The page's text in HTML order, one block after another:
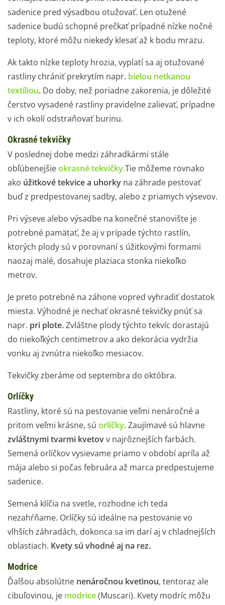
sadenice pred výsadbou otužovať. Len otužené
sadenice budú schopné prečkať prípadné nízke nočné
teploty, ktoré môžu niekedy klesať až k bodu mrazu.
Ak takto nízke teploty hrozia, vyplatí sa aj otužované
rastliny chrániť prekrytím napr. bielou netkanou
textíliou. Do doby, než poriadne zakorenia, je dôležité
čerstvo vysadené rastliny pravidelne zalievať, prípadne
v ich okolí odstraňovať burinu.
Okrasné tekvičky
V poslednej dobe medzi záhradkármi stále
obľúbenejšieokrasné tekvičky.Tie môžeme rovnako
ako úžitkové tekvice a uhorky na záhrade pestovať
buď z predpestovanej sadby, alebo z priamych výsevov.
Pri výseve alebo výsadbe na konečné stanovište je
potrebné pamätať, že aj v prípade týchto rastlín,
ktorých plody sú v porovnaní s úžitkovými formami
naozaj malé, dosahuje plaziaca stonka niekoľko
metrov.
Je preto potrebné na záhone vopred vyhradiť dostatok
miesta. Výhodné je nechať okrasné tekvičky pnúť sa
napr. pri plote.Zvláštne plody týchto tekvíc dorastajú
do niekoľkých centimetrov a ako dekorácia vydržia
vonku aj zvnútra niekoľko mesiacov.
Tekvičky zberáme od septembra do októbra.
Orlíčky
Rastliny, ktoré sú na pestovanie veľmi nenáročné a
pritom veľmi krásne, sú orlíčky. Zaujímavé sú hlavne
zvláštnymi tvarmi kvetovv najrôznejších farbách.
Semená orlíčkov vysievame priamo v období apríla až
mája alebo si počas februára až marca predpestujeme
sadenice.
Semená klíčia na svetle, rozhodne ich teda
nezahŕňame. Orlíčky sú ideálne na pestovanie vo
vlhších záhradách, dokonca sa im darí aj v chladnejších
oblastiach. Kvety sú vhodné aj na rez.
Modrice
Ďalšou absolútne nenáročnou kvetinou, tentoraz ale
cibuľovinou, je modrice(Muscari). Kvety modríc môžu